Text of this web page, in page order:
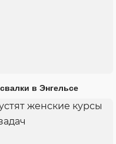
в Энгельсе